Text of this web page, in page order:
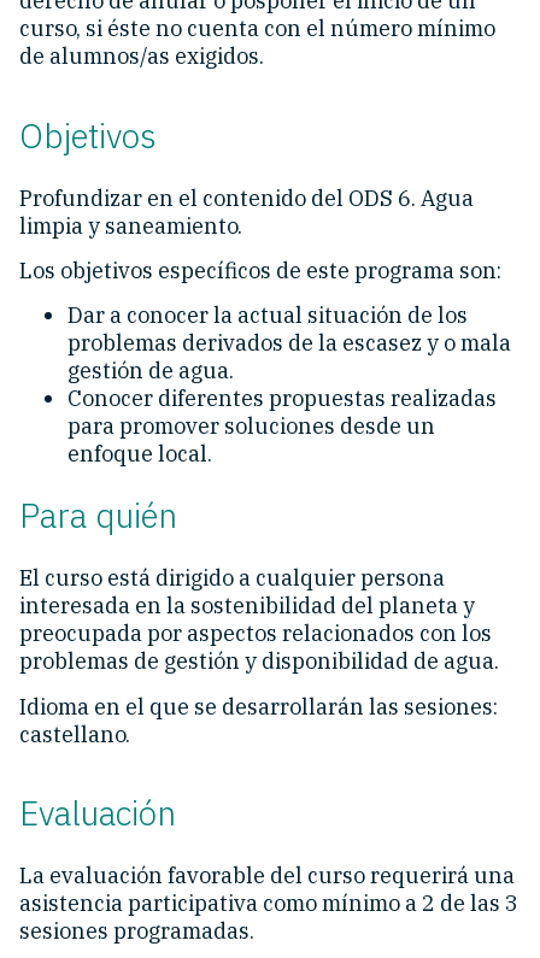
curso, si éste no cuenta con el número mínimo
de alumnos/as exigidos.
Objetivos
Profundizar en el contenido del ODS 6. Agua
limpia y saneamiento.
Los objetivos específicos de este programa son:
Dar a conocer la actual situación de los
problemas derivados de la escasez y o mala
gestión de agua.
Conocer diferentes propuestas realizadas
para promover soluciones desde un
enfoque local.
Para quién
El curso está dirigido a cualquier persona
interesada en la sostenibilidad del planeta y
preocupada por aspectos relacionados con los
problemas de gestión y disponibilidad de agua.
Idioma en el que se desarrollarán las sesiones:
castellano.
Evaluación
La evaluación favorable del curso requerirá una
asistencia participativa como mínimo a 2 de las 3
sesiones programadas.